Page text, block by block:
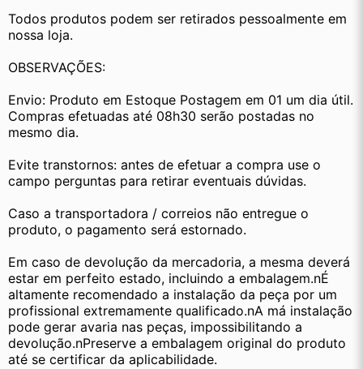
Todos produtos podem ser retirados pessoalmente em
nossa loja.
OBSERVAÇÕES:
Envio: Produto em Estoque Postagem em 01 um dia útil.
Compras efetuadas até 08h30 serão postadas no
mesmo dia.
Evite transtornos: antes de efetuar a compra use o
campo perguntas para retirar eventuais dúvidas.
Caso a transportadora / correios não entregue o
produto, o pagamento será estornado.
Em caso de devolução da mercadoria, a mesma deverá
estar em perfeito estado, incluindo a embalagem.nÉ
altamente recomendado a instalação da peça por um
profissional extremamente qualificado.nA má instalação
pode gerar avaria nas peças, impossibilitando a
devolução.nPreserve a embalagem original do produto
até se certificar da aplicabilidade.